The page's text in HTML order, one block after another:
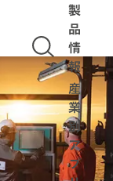
製
品
情
報
産
業
別
ア
プ